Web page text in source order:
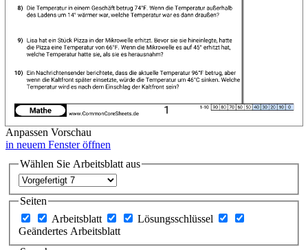
Anpassen Vorschau
in neuem Fenster öffnen
Wählen Sie Arbeitsblatt aus
Seiten
Arbeitsblatt
Lösungsschlüssel
Geändertes Arbeitsblatt